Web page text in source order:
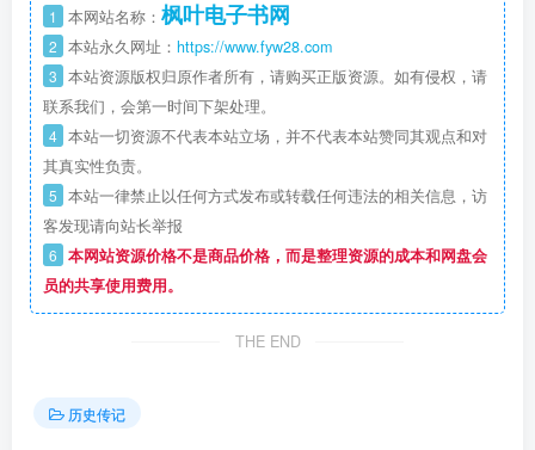
1 本网站名称： 枫叶电子书网
2 本站永久网址： https://www.fyw28.com
3 本站资源版权归原作者所有，请购买正版资源。如有侵权，请
联系我们，会第一时间下架处理。
4 本站一切资源不代表本站立场，并不代表本站赞同其观点和对
其真实性负责。
5 本站一律禁止以任何方式发布或转载任何违法的相关信息，访
客发现请向站长举报
6 本网站资源价格不是商品价格，而是整理资源的成本和网盘会
员的共享使用费用。
THE END
历史传记